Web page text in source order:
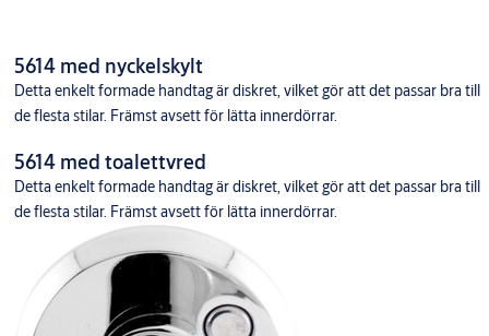
5614 med nyckelskylt
Detta enkelt formade handtag är diskret, vilket gör att det passar bra till
de flesta stilar. Främst avsett för lätta innerdörrar.
5614 med toalettvred
Detta enkelt formade handtag är diskret, vilket gör att det passar bra till
de flesta stilar. Främst avsett för lätta innerdörrar.